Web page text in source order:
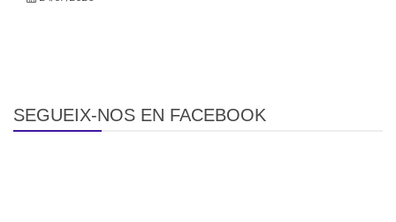
SEGUEIX-NOS EN FACEBOOK